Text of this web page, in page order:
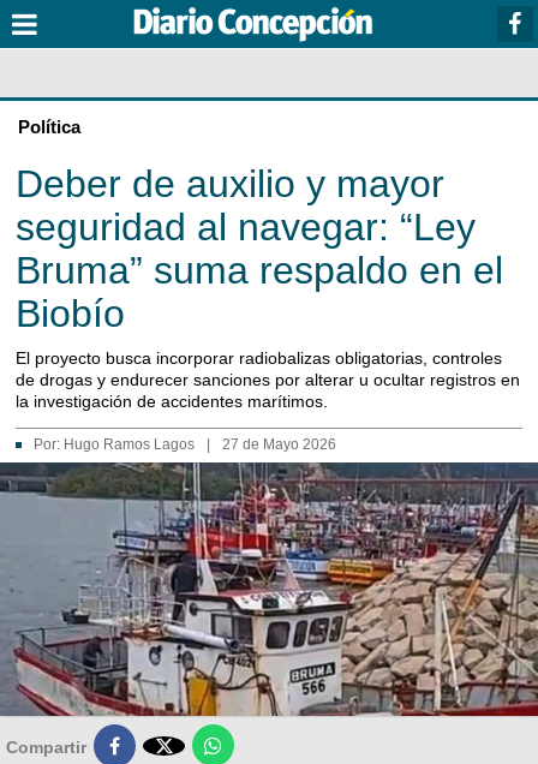
Política
Deber de auxilio y mayor
seguridad al navegar: “Ley
Bruma” suma respaldo en el
Biobío
El proyecto busca incorporar radiobalizas obligatorias, controles
de drogas y endurecer sanciones por alterar u ocultar registros en
la investigación de accidentes marítimos.
Por: Hugo Ramos Lagos 27 de Mayo 2026
Compartir 